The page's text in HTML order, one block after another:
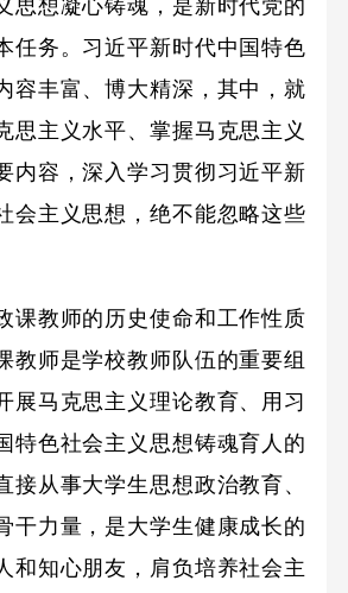
思想凝心铸魂，是新时代党的
任务。习近平新时代中国特色
容丰富、博大精深，其中，就
思主义水平、掌握马克思主义
内容，深入学习贯彻习近平新
会主义思想，绝不能忽略这些
教师的历史使命和工作性质
教师是学校教师队伍的重要组
展马克思主义理论教育、用习
特色社会主义思想铸魂育人的
接从事大学生思想政治教育、
干力量，是大学生健康成长的
和知心朋友，肩负培养社会主